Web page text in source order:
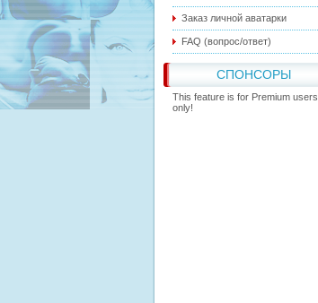
Заказ личной аватарки
FAQ (вопрос/ответ)
СПОНСОРЫ
This feature is for Premium users
only!